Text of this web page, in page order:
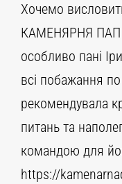
Хочемо
КАМЕНЯРНЯ ПАП
особливо пані
всі побажання
рекомендувала
питань та
командою для
https://